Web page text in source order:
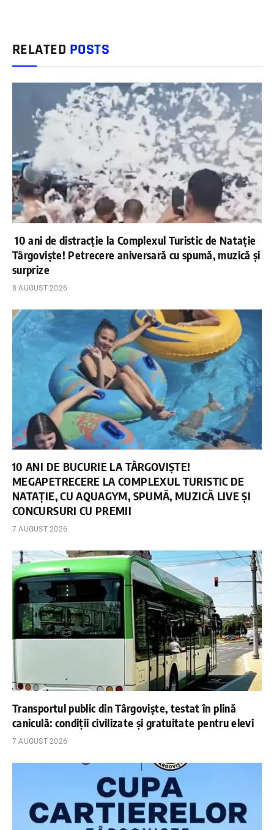
RELATED POSTS
10 ani de distracție la Complexul Turistic de Natație
Târgoviște! Petrecere aniversară cu spumă, muzică și
surprize
8 AUGUST 2026
10 ANI DE BUCURIE LA TÂRGOVIȘTE!
MEGAPETRECERE LA COMPLEXUL TURISTIC DE
NATAȚIE, CU AQUAGYM, SPUMĂ, MUZICĂ LIVE ȘI
CONCURSURI CU PREMII
7 AUGUST 2026
Transportul public din Târgoviște, testat în plină
caniculă: condiții civilizate și gratuitate pentru elevi
7 AUGUST 2026